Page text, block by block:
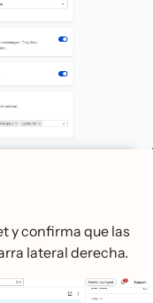
y confirma que las
lateral derecha.